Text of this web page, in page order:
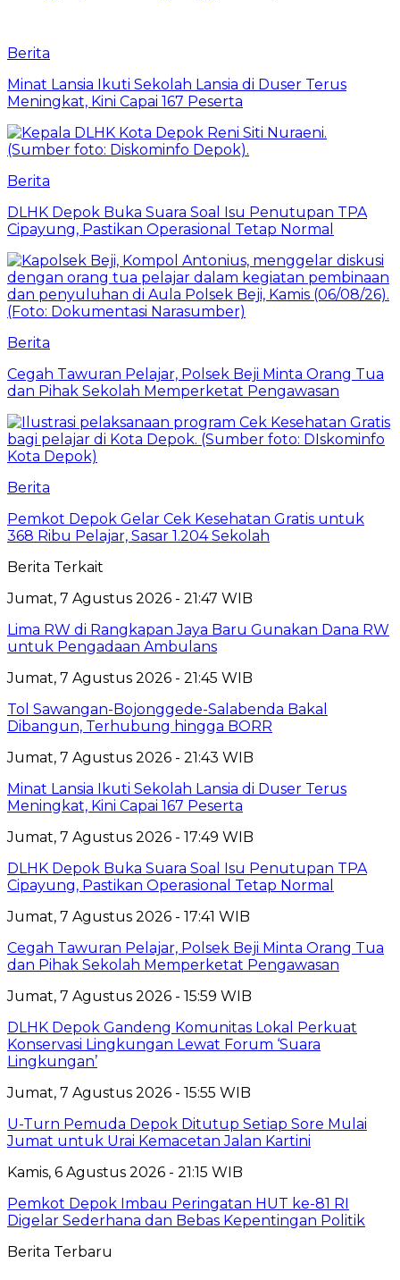
Berita
Minat Lansia Ikuti Sekolah Lansia di Duser Terus
Meningkat, Kini Capai 167 Peserta
Berita
DLHK Depok Buka Suara Soal Isu Penutupan TPA
Cipayung, Pastikan Operasional Tetap Normal
Berita
Cegah Tawuran Pelajar, Polsek Beji Minta Orang Tua
dan Pihak Sekolah Memperketat Pengawasan
Berita
Pemkot Depok Gelar Cek Kesehatan Gratis untuk
368 Ribu Pelajar, Sasar 1.204 Sekolah
Berita Terkait
Jumat, 7 Agustus 2026 - 21:47 WIB
Lima RW di Rangkapan Jaya Baru Gunakan Dana RW
untuk Pengadaan Ambulans
Jumat, 7 Agustus 2026 - 21:45 WIB
Tol Sawangan-Bojonggede-Salabenda Bakal
Dibangun, Terhubung hingga BORR
Jumat, 7 Agustus 2026 - 21:43 WIB
Minat Lansia Ikuti Sekolah Lansia di Duser Terus
Meningkat, Kini Capai 167 Peserta
Jumat, 7 Agustus 2026 - 17:49 WIB
DLHK Depok Buka Suara Soal Isu Penutupan TPA
Cipayung, Pastikan Operasional Tetap Normal
Jumat, 7 Agustus 2026 - 17:41 WIB
Cegah Tawuran Pelajar, Polsek Beji Minta Orang Tua
dan Pihak Sekolah Memperketat Pengawasan
Jumat, 7 Agustus 2026 - 15:59 WIB
DLHK Depok Gandeng Komunitas Lokal Perkuat
Konservasi Lingkungan Lewat Forum ‘Suara
Lingkungan’
Jumat, 7 Agustus 2026 - 15:55 WIB
U-Turn Pemuda Depok Ditutup Setiap Sore Mulai
Jumat untuk Urai Kemacetan Jalan Kartini
Kamis, 6 Agustus 2026 - 21:15 WIB
Pemkot Depok Imbau Peringatan HUT ke-81 RI
Digelar Sederhana dan Bebas Kepentingan Politik
Berita Terbaru